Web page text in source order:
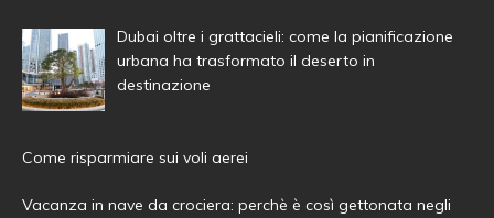
Dubai oltre i grattacieli: come la pianificazione
urbana ha trasformato il deserto in
destinazione
Come risparmiare sui voli aerei
Vacanza in nave da crociera: perchè è così gettonata negli